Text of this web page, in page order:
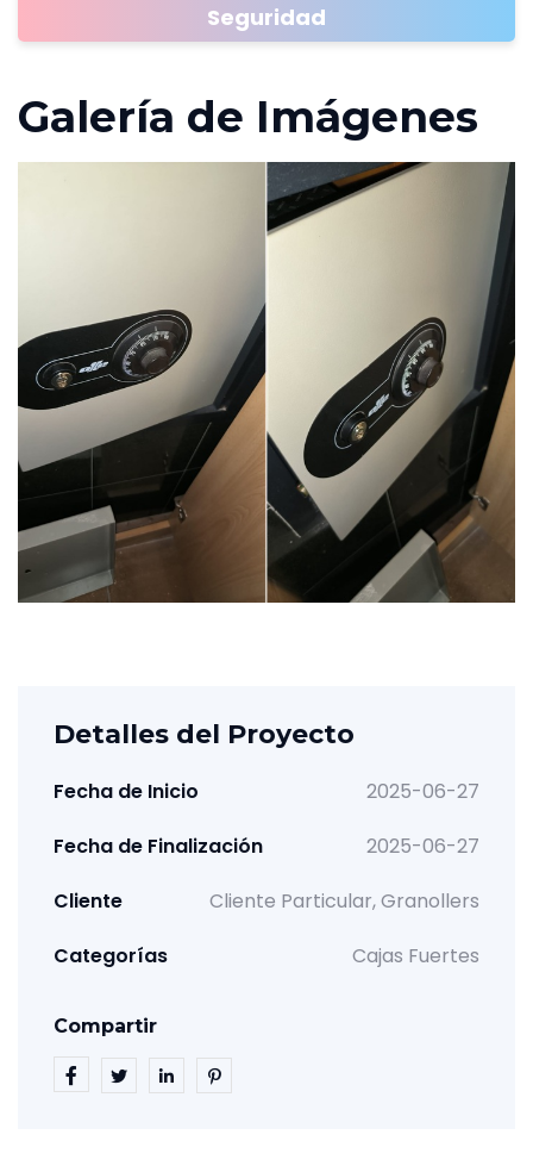
Seguridad
Galería de Imágenes
Detalles del Proyecto
Fecha de Inicio
2025-06-27
Fecha de Finalización
2025-06-27
Cliente
Cliente Particular, Granollers
Categorías
Cajas Fuertes
Compartir